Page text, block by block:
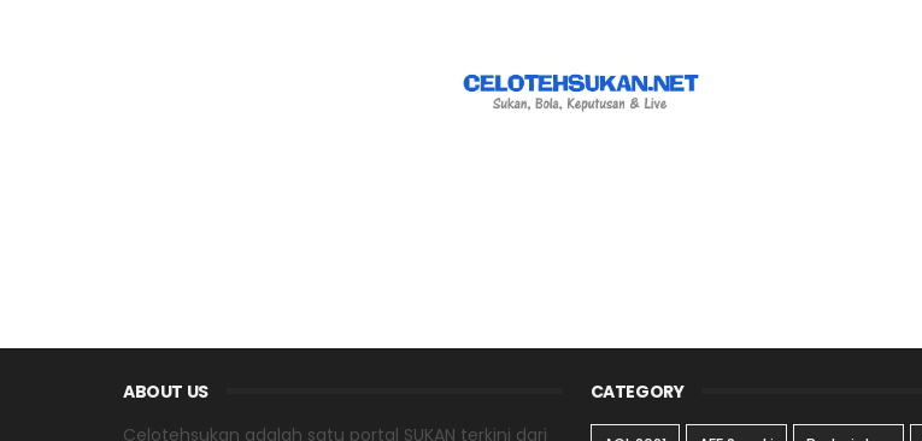
ABOUT US
Celotehsukan adalah satu portal SUKAN terkini dari
CATEGORY